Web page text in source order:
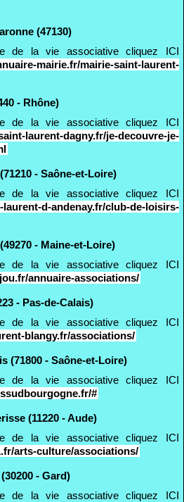
(47130)
de la vie associative cliquez ICI
mairie.fr/mairie-saint-laurent-
- Rhône)
de la vie associative cliquez ICI
laurent-dagny.fr/je-decouvre-je-
- Saône-et-Loire)
de la vie associative cliquez ICI
d-andenay.fr/club-de-loisirs-
- Maine-et-Loire)
de la vie associative cliquez ICI
annuaire-associations/
- Pas-de-Calais)
de la vie associative cliquez ICI
blangy.fr/associations/
(71800 - Saône-et-Loire)
de la vie associative cliquez ICI
#
(11220 - Aude)
de la vie associative cliquez ICI
arts-culture/associations/
- Gard)
de la vie associative cliquez ICI